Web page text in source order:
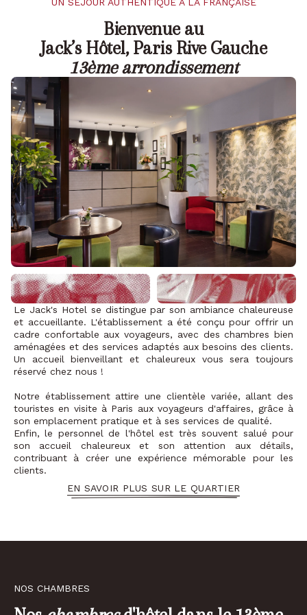
Bienvenue au
Jack’s Hôtel, Paris Rive Gauche
13ème arrondissement
Le Jack's Hotel se distingue par son ambiance chaleureuse
et accueillante. L'établissement a été conçu pour offrir un
cadre confortable aux voyageurs, avec des chambres bien
aménagées et des services adaptés aux besoins des clients.
Un accueil bienveillant et chaleureux vous sera toujours
réservé chez nous !
Notre établissement attire une clientèle variée, allant des
touristes en visite à Paris aux voyageurs d'affaires, grâce à
son emplacement pratique et à ses services de qualité.
Enfin, le personnel de l'hôtel est très souvent salué pour
son accueil chaleureux et son attention aux détails,
contribuant à créer une expérience mémorable pour les
clients.
EN SAVOIR PLUS SUR LE QUARTIER
NOS CHAMBRES